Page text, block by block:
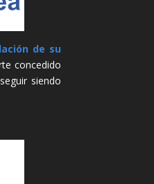
de su
concedido
siendo